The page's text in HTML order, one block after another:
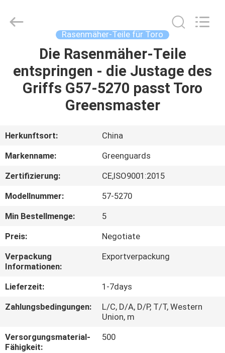
PRODUKTE
UNS
AUSFLUG
QUALITÄTSKONTROLLE
TRETEN
SIE
MIT
UNS
VERBINDUNG
Trading
Rasenmäher-Teile für Toro
Die Rasenmäher-Teile
entspringen - die Justage des
Griffs G57-5270 passt Toro
Greensmaster
Herkunftsort:
China
Markenname:
Greenguards
Zertifizierung:
CE,ISO9001:2015
Modellnummer:
57-5270
Min Bestellmenge:
5
Preis:
Negotiate
Verpackung
Informationen:
Exportverpackung
Lieferzeit:
1-7days
Zahlungsbedingungen:
L/C, D/A, D/P, T/T, Western
Union, m
Versorgungsmaterial-
Fähigkeit:
500